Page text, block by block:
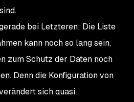
bei Letzteren: Die Liste
kann noch so lang sein,
zum Schutz der Daten noch
Denn die Konfiguration von
sich quasi